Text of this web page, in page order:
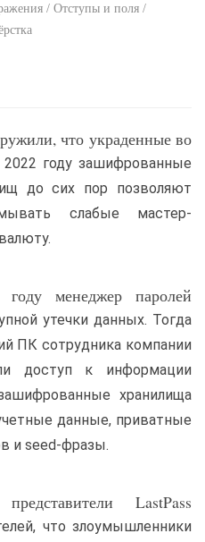
/ Отступы и поля /
что украденные во
году зашифрованные
до сих пор позволяют
слабые мастер-
менеджер паролей
утечки данных. Тогда
ПК сотрудника компании
доступ к информации
хранилища
данные, приватные
и seed-фразы.
LastPass
что злоумышленники